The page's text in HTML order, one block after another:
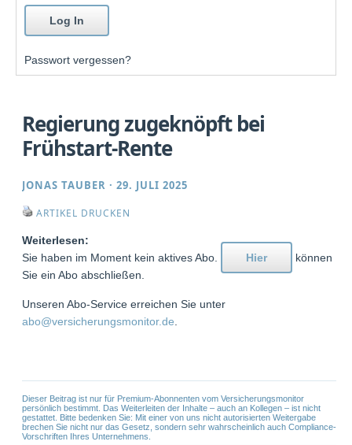
Passwort vergessen?
Regierung zugeknöpft bei
Frühstart-Rente
JONAS TAUBER ·29. JULI 2025
ARTIKEL DRUCKEN
Weiterlesen:
Sie haben im Moment kein aktives Abo.
Hier
können
Sie ein Abo abschließen.
Unseren Abo-Service erreichen Sie unter
abo@versicherungsmonitor.de
Dieser Beitrag ist nur für Premium-Abonnenten vom Versicherungsmonitor
persönlich bestimmt. Das Weiterleiten der Inhalte – auch an Kollegen – ist nicht
gestattet. Bitte bedenken Sie: Mit einer von uns nicht autorisierten Weitergabe
brechen Sie nicht nur das Gesetz, sondern sehr wahrscheinlich auch Compliance-
Vorschriften Ihres Unternehmens.